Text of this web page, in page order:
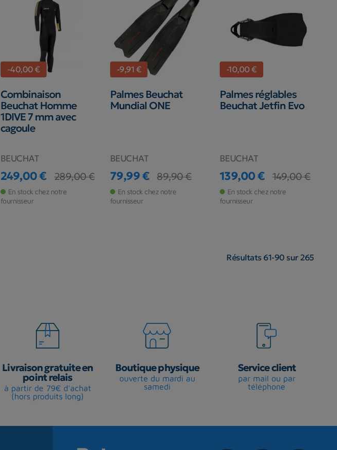
-40,00 €
Combinaison
Beuchat Homme
1DIVE 7 mm avec
cagoule
BEUCHAT
Prix
249,00 €
Prix de base
289,00 €
En stock chez notre
fournisseur
-9,91 €
Palmes Beuchat
Mundial ONE
BEUCHAT
Prix
79,99 €
Prix de base
89,90 €
En stock chez notre
fournisseur
-10,00 €
Palmes réglables
Beuchat Jetfin Evo
BEUCHAT
Prix
139,00 €
Prix de base
149,00 €
En stock chez notre
fournisseur
Résultats 61-90 sur 265
Livraison gratuite en
point relais
à partir de 79€ d'achat
(hors produits long)
Boutique physique
ouverte du mardi au
samedi
Service client
par mail ou par
téléphone